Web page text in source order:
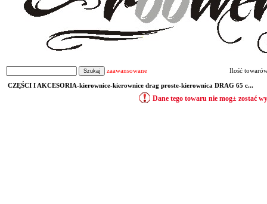
zaawansowane Ilość
CZĘŚCI I AKCESORIA-kierownice-kierownice drag proste-kierownica DRAG 65 c...
Dane tego towaru nie mog± zostać